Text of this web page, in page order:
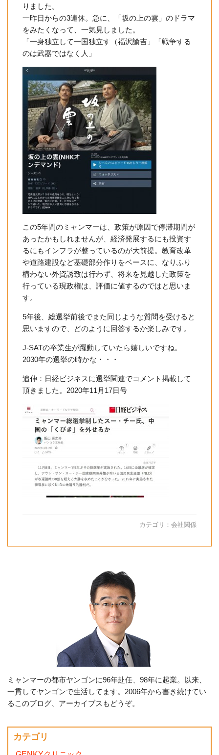
りました。
一昨日からの3連休。急に、「坂の上の雲」のドラマ
をみたくなって、一気見しました。
「一身独立して一国独立す（福沢諭吉」「戦争する
のは武器ではなく人」
この5年間のミャンマーは、政策が原因で停滞期間が
あったかもしれませんが、経済発展するにも投資す
るにもインフラが整っているのが大前提。教育改革
や道路建設など基礎部分作りをベースに、なりふり
構わない外資誘致は行わず、将来を見越した政策を
行っている現政権は、評価に値するのではと思いま
す。
5年後、総選挙前後でまた同じような質問を受けると
思いますので、どのように回答するか楽しみです。
J-SATの卒業生が躍動していたら嬉しいですね。
2030年の選挙の時かな・・・
追伸：日経ビジネスに選挙関連でコメント掲載して
頂きました。2020年11月17日号
カテゴリ： 会社関係
ミャンマーの都市ヤンゴンに96年赴任、98年に起業。以来、
一貫してヤンゴンで生活してます。2006年から書き続けてい
るこのブログ、アーカイブスもどうぞ。
カテゴリ